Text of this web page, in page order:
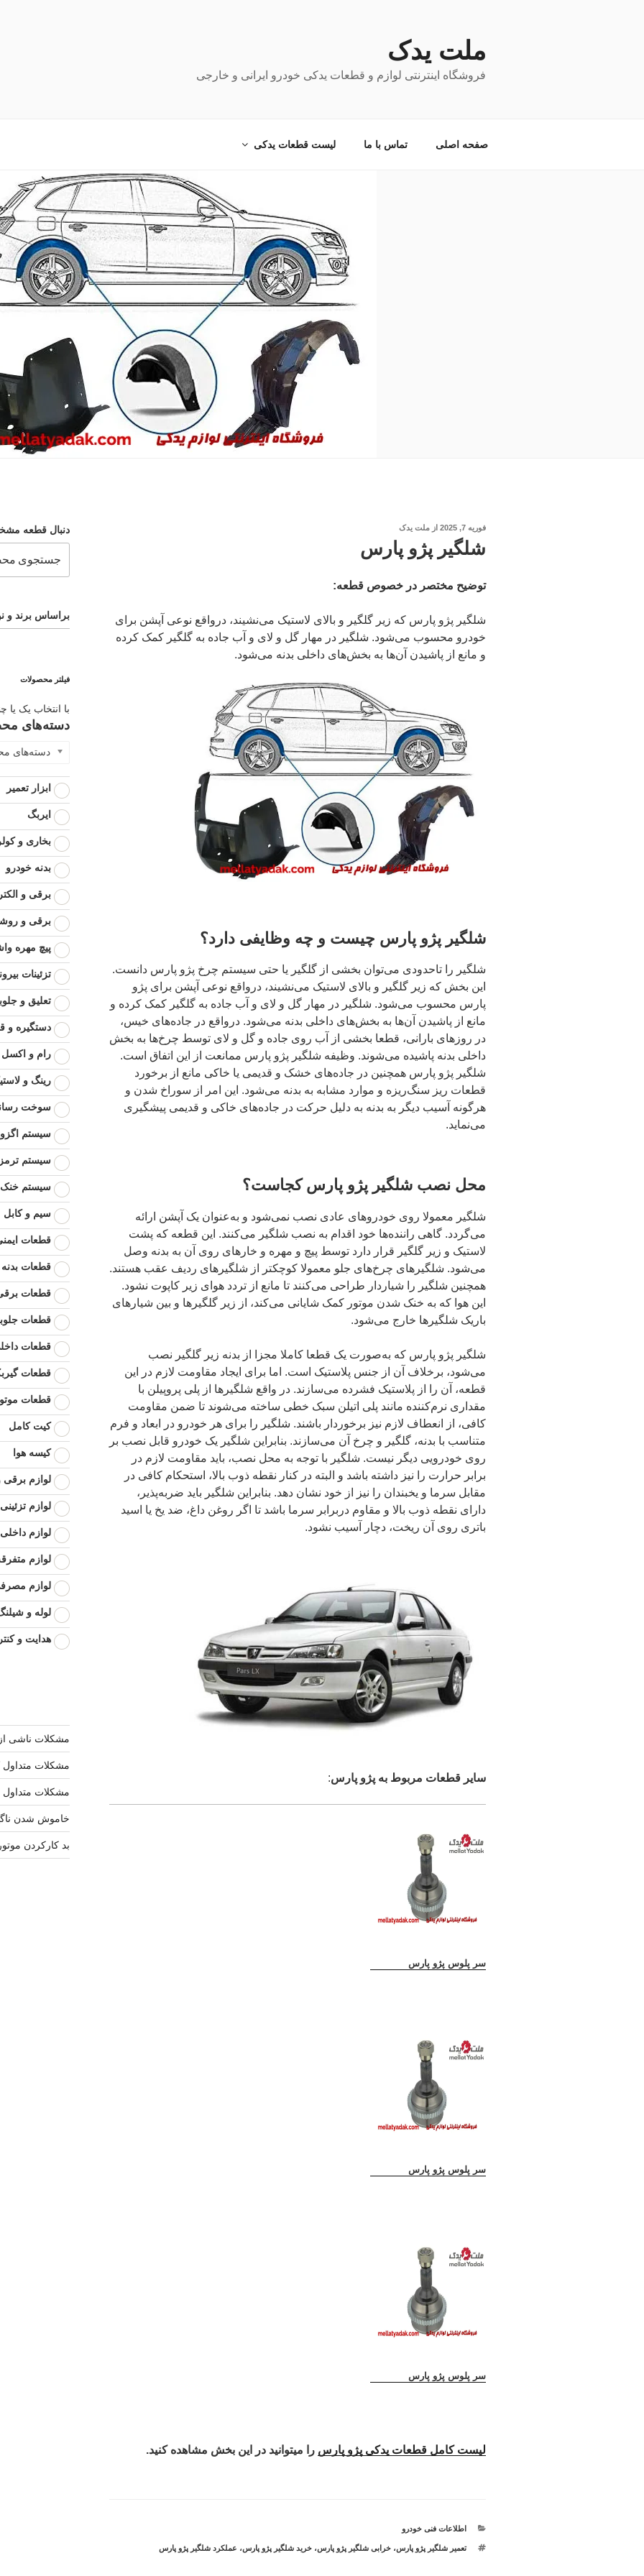
ملت یدک
فروشگاه اینترنتی لوازم و قطعات یدکی خودرو ایرانی و خارجی
صفحه اصلی تماس با ما لیست قطعات یدکی
نوشته‌شده
فوریه 7, 2025 از ملت یدک
شلگیر پژو پارس
توضیح مختصر در خصوص قطعه:
شلگیر پژو پارس که زیر گلگیر و بالای لاستیک می‌نشیند، درواقع نوعی آپشن برای
خودرو محسوب می‌شود. شلگیر در مهار گل و لای و آب جاده به گلگیر کمک کرده
و مانع از پاشیدن آن‌ها به بخش‌های داخلی بدنه می‌شود.
شلگیر پژو پارس چیست و چه وظایفی دارد؟
شلگیر را تاحدودی می‌توان بخشی از گلگیر یا حتی سیستم چرخ پژو پارس دانست.
این بخش که زیر گلگیر و بالای لاستیک می‌نشیند، درواقع نوعی آپشن برای پژو
پارس محسوب می‌شود. شلگیر در مهار گل و لای و آب جاده به گلگیر کمک کرده و
مانع از پاشیدن آن‌ها به بخش‌های داخلی بدنه می‌شود. درواقع در جاده‌های خیس،
در روزهای بارانی، قطعا بخشی از آب روی جاده و گل و لای توسط چرخ‌ها به بخش
داخلی بدنه پاشیده می‌شوند. وظیفه شلگیر پژو پارس ممانعت از این اتفاق است.
شلگیر پژو پارس همچنین در جاده‌های خشک و قدیمی یا خاکی مانع از برخورد
قطعات ریز سنگ‌ریزه و موارد مشابه به بدنه می‌شود. این امر از سوراخ شدن و
هرگونه آسیب دیگر به بدنه به دلیل حرکت در جاده‌های خاکی و قدیمی پیشگیری
می‌نماید.
محل نصب شلگیر پژو پارس کجاست؟
شلگیر معمولا روی خودروهای عادی نصب نمی‌شود و به‌عنوان یک آپشن ارائه
می‌گردد. گاهی راننده‌ها خود اقدام به نصب شلگیر می‌کنند. این قطعه که پشت
لاستیک و زیر گلگیر قرار دارد توسط پیچ و مهره و خارهای روی آن به بدنه وصل
می‌شود. شلگیرهای چرخ‌های جلو معمولا کوچکتر از شلگیرهای ردیف عقب هستند.
همچنین شلگیر را شیاردار طراحی می‌کنند تا مانع از تردد هوای زیر کاپوت نشود.
این هوا که به خنک شدن موتور کمک شایانی می‌کند، از زیر گلگیرها و بین شیارهای
باریک شلگیرها خارج می‌شود.
شلگیر پژو پارس که به‌صورت یک قطعا کاملا مجزا از بدنه زیر گلگیر نصب
می‌شود، برخلاف آن از جنس پلاستیک است. اما برای ایجاد مقاومت لازم در این
قطعه، آن را از پلاستیک فشرده می‌سازند. در واقع شلگیرها از پلی پروپیلن با
مقداری نرم‌کننده مانند پلی اتیلن سبک خطی ساخته می‌شوند تا ضمن مقاومت
کافی، از انعطاف لازم نیز برخوردار باشند. شلگیر را برای هر خودرو در ابعاد و فرم
متناسب با بدنه، گلگیر و چرخ آن می‌سازند. بنابراین شلگیر یک خودرو قابل نصب بر
روی خودرویی دیگر نیست. شلگیر با توجه به محل نصب، باید مقاومت لازم در
برابر حرارت را نیز داشته باشد و البته در کنار نقطه ذوب بالا، استحکام کافی در
مقابل سرما و یخبندان را نیز از خود نشان دهد. بنابراین شلگیر باید ضربه‌پذیر،
دارای نقطه ذوب بالا و مقاوم دربرابر سرما باشد تا اگر روغن داغ، ضد یخ یا اسید
باتری روی آن ریخت، دچار آسیب نشود.
سایر قطعات مربوط به پژو پارس:
سر پلوس پژو پارس
سر پلوس پژو پارس
سر پلوس پژو پارس
لیست کامل قطعات یدکی پژو پارس را میتوانید در این بخش مشاهده کنید.
دسته‌ها
اطلاعات فنی خودرو
برچسب‌ها
تعمیر شلگیر پژو پارس،خرابی شلگیر پژو پارس،خرید شلگیر پژو پارس، عملکرد شلگیر پژو پارس
دنبال قطعه
براساس برند و
فیلتر محصولات
با انتخاب یک یا
دسته‌های
دسته‌های
ابزار تعمیر
ایربگ
بخاری و کولر
بدنه خودرو
برقی و
برقی و
پیچ مهره
تزئینات
تعلیق و
دستگیره و
رام و اکسل
رینگ و
سوخت
سیستم
سیستم ترمز
سیستم خنک
سیم و کابل
قطعات
قطعات بدنه
قطعات
قطعات
قطعات
قطعات
قطعات
کیت کامل
کیسه هوا
لوازم برقی
لوازم تزئینی
لوازم
لوازم
لوازم
لوله و
هدایت و
مشکلات ناشی
مشکلات متداول
مشکلات
خاموش شدن
بد کارکردن